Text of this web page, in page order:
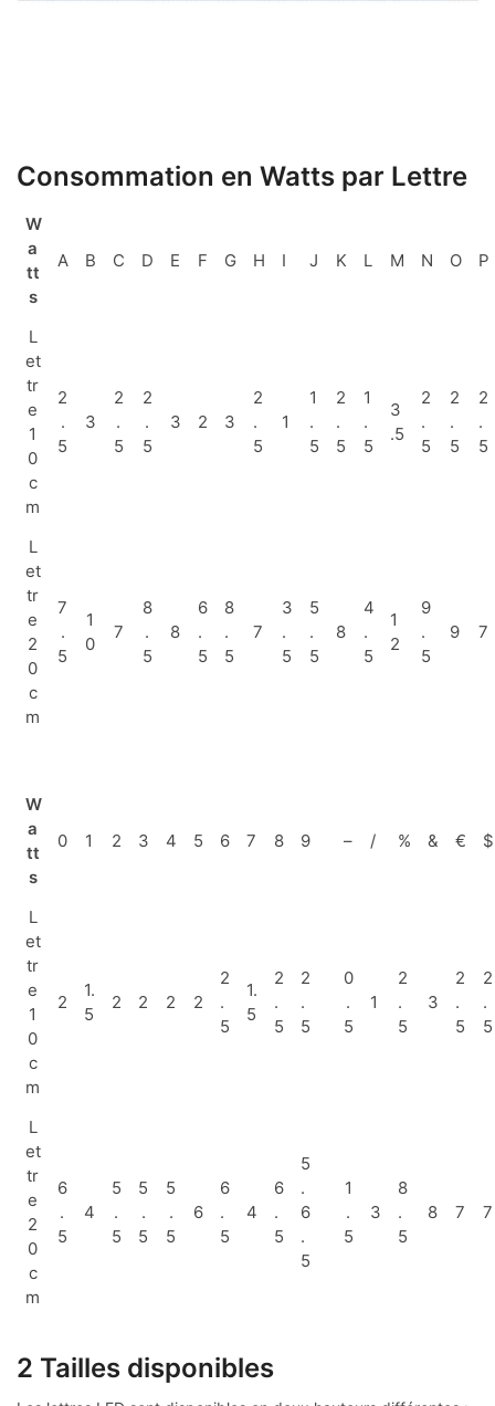
Consommation en Watts par Lettre
W
a
tt
s
A B C D E F G H I J K L M N O P
L
et
tr
e
1
0
c
m
2
.
5
3
2
.
5
2
.
5
3 2 3
2
.
5
1
1
.
5
2
.
5
1
.
5
3
.5
2
.
5
2
.
5
2
.
5
L
et
tr
e
2
0
c
m
7
.
5
1
0
7
8
.
5
8
6
.
5
8
.
5
7
3
.
5
5
.
5
8
4
.
5
1
2
9
.
5
9 7
W
a
tt
s
0 1 2 3 4 5 6 7 8 9 – / % & € $
L
et
tr
e
1
0
c
m
2
1.
5
2 2 2 2
2
.
5
1.
5
2
.
5
2
.
5
0
.
5
1
2
.
5
3
2
.
5
2
.
5
L
et
tr
e
2
0
c
m
6
.
5
4
5
.
5
5
.
5
5
.
5
6
6
.
5
4
6
.
5
5
.
6
.
5
1
.
5
3
8
.
5
8 7 7
2 Tailles disponibles